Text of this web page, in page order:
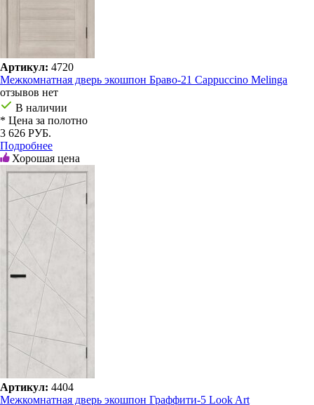
Артикул: 4720
Межкомнатная дверь экошпон Браво-21 Cappuccino Melinga
отзывов нет
В наличии
* Цена за полотно
3 626 РУБ.
Подробнее
Хорошая цена
Артикул: 4404
Межкомнатная дверь экошпон Граффити-5 Look Art